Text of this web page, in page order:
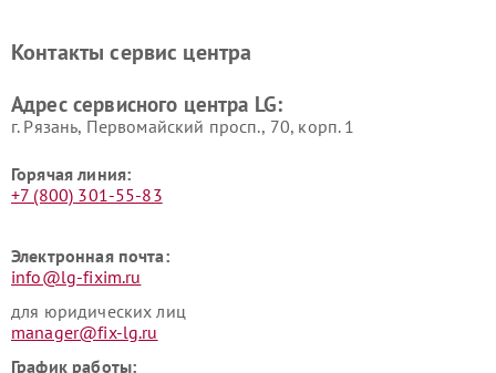
Ремонт морозильных камер
Ремонт вертикальных
Контакты сервис центра
Адрес сервисного центра LG:
г. Рязань, Первомайский просп., 70, корп. 1
Горячая линия:
+7 (800) 301-55-83
Электронная почта:
info@lg-fixim.ru
для юридических лиц
manager@fix-lg.ru
График работы: